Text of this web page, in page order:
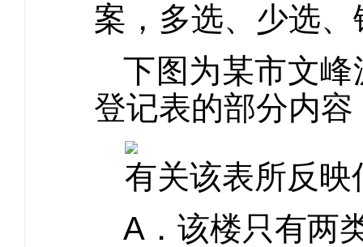
案，多选、少选
下图为某市文
登记表的部分内容
有关该表所反
A．该楼只有两